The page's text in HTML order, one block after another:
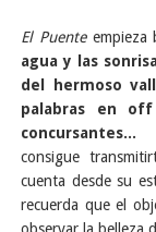
El Puenteempieza
agua y las
del hermoso
palabras en
consigue
cuenta desde su
recuerda que el